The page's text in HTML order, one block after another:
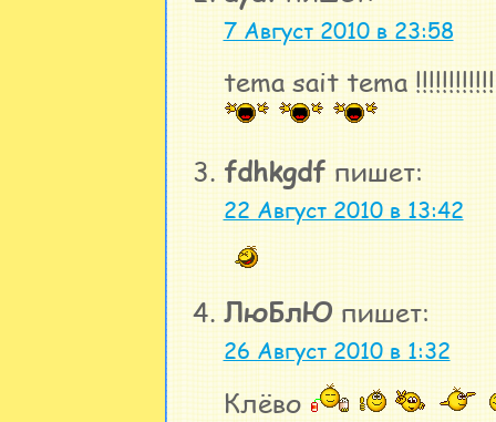
7 Август 2010 в 23:58
tema sait tema
fdhkgdfпишет:
22 Август 2010 в 13:42
ЛюБлЮпишет:
26 Август 2010 в 1:32
Клёво